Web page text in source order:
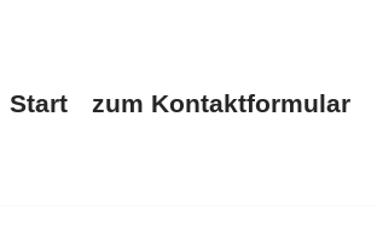
Start zum Kontaktformular